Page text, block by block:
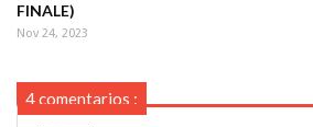
FINALE)
Nov 24, 2023
4 comentarios :